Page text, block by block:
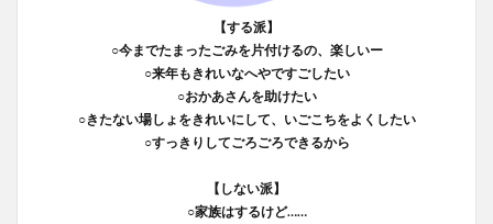
【する派】
○今までたまったごみを片付けるの、楽しいー
○来年もきれいなへやですごしたい
○おかあさんを助けたい
○きたない場しょをきれいにして、いごこちをよくしたい
○すっきりしてごろごろできるから
【しない派】
○家族はするけど……